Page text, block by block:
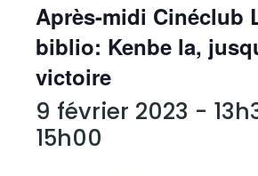
Après-midi Cinéclub
biblio: Kenbe la,
victoire
9 février 2023 -
15h00